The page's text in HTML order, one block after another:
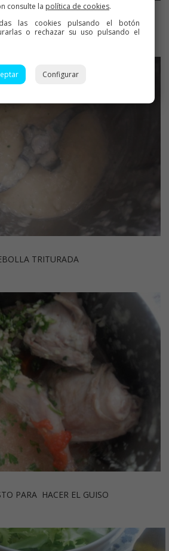
YA SOFRITO
TRITURADA
PARA HACER EL GUISO
consulte la política de cookies.
las cookies pulsando el botón
o rechazar su uso pulsando el
Configurar